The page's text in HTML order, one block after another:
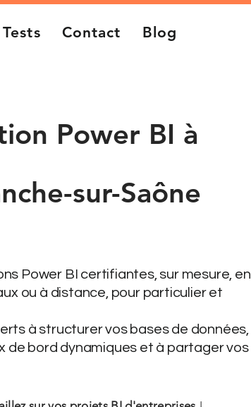
Tests Contact Blog
Power BI à
sur-Saône
Power BI certifiantes, sur mesure, en
ou à distance, pour particulier et
à structurer vos bases de données,
de bord dynamiques et à partager vos